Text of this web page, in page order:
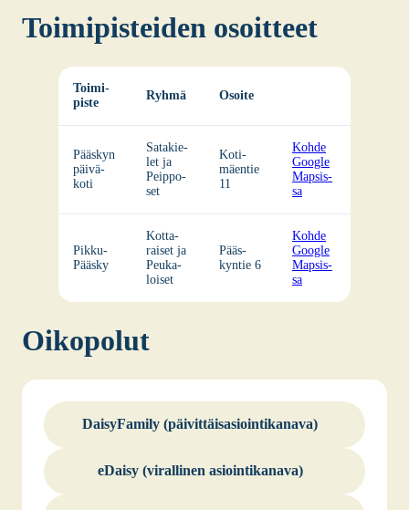
Toi­mi­pis­tei­den osoit­teet
Toi­mi­
pis­te
Ryh­mä Osoi­te
Pääs­kyn
päi­vä­
ko­ti
Sata­kie­
let ja
Peip­po­
set
Koti­
mäen­tie
11
Koh­de
Google
Map­sis­
sa
Pik­ku-
Pääs­ky
Kot­ta­
rai­set ja
Peu­ka­
loi­set
Pääs­
kyn­tie 6
Koh­de
Google
Map­sis­
sa
Oiko­po­lut
Dai­sy­Fa­mi­ly (päi­vit­täi­s­asioin­ti­ka­na­va)
eDai­sy (viral­li­nen asioin­ti­ka­na­va)